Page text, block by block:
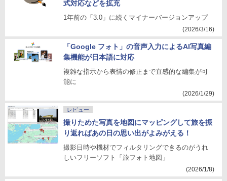
式対応などを拡充
1年前の「3.0」に続くマイナーバージョンアップ
(2026/3/16)
「Google フォト」の音声入力によるAI写真編
集機能が日本語に対応
複雑な指示から表情の修正まで直感的な編集が可
能に
(2026/1/29)
レビュー
撮りためた写真を地図にマッピングして旅を振
り返ればあの日の思い出がよみがえる！
撮影日時や機材でフィルタリングできるのがうれ
しいフリーソフト「旅フォト地図」
(2026/1/8)